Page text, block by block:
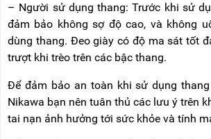
– Người sử dụng thang: Trước khi sử
đảm bảo không sợ độ cao, và không
dùng thang. Đeo giày có độ ma sát tốt
trượt khi trèo trên các bậc thang.
Để đảm bảo an toàn khi sử dụng
Nikawa bạn nên tuân thủ các lưu ý trên
tai nạn ảnh hưởng tới sức khỏe và tính